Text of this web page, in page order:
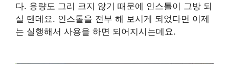
다. 용량도 그리 크지 않기 때문에 인스톨이 그방 되
실 텐데요. 인스톨을 전부 해 보시게 되었다면 이제
는 실행해서 사용을 하면 되어지시는데요.